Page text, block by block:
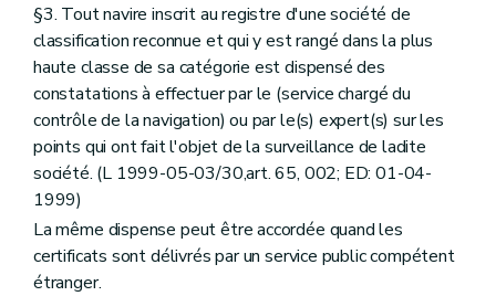
§3. Tout navire inscrit au registre d'une société de
classification reconnue et qui y est rangé dans la plus
haute classe de sa catégorie est dispensé des
constatations à effectuer par le (service chargé du
contrôle de la navigation) ou par le(s) expert(s) sur les
points qui ont fait l'objet de la surveillance de ladite
société. (L 1999-05-03/30,art. 65, 002; ED: 01-04-
1999)
La même dispense peut être accordée quand les
certificats sont délivrés par un service public compétent
étranger.